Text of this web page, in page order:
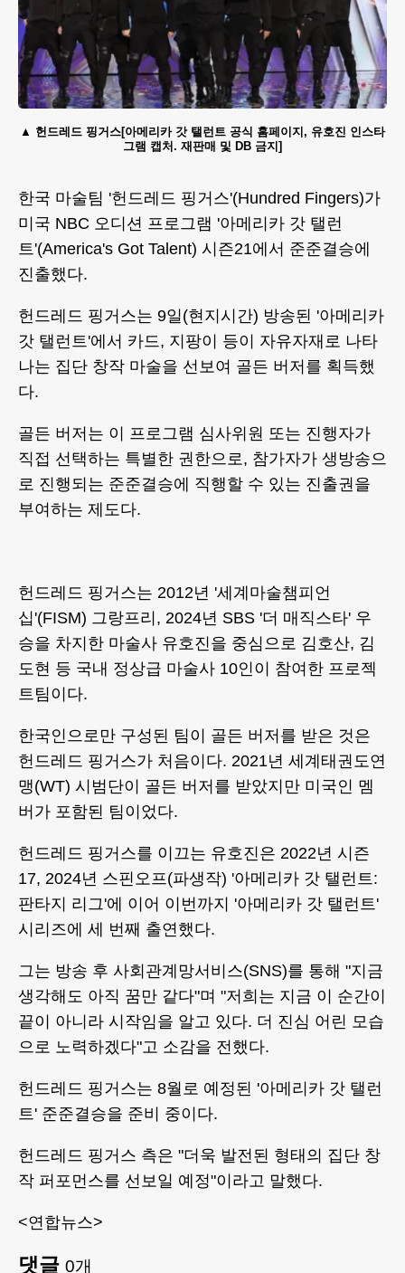
헌드레드 핑거스[아메리카 갓 탤런트 공식 홈페이지, 유호진 인스타
그램 캡처. 재판매 및 DB 금지]
한국 마술팀 '헌드레드 핑거스'(Hundred Fingers)가
미국 NBC 오디션 프로그램 '아메리카 갓 탤런
트'(America's Got Talent) 시즌21에서 준준결승에
진출했다.
헌드레드 핑거스는 9일(현지시간) 방송된 '아메리카
갓 탤런트'에서 카드, 지팡이 등이 자유자재로 나타
나는 집단 창작 마술을 선보여 골든 버저를 획득했
다.
골든 버저는 이 프로그램 심사위원 또는 진행자가
직접 선택하는 특별한 권한으로, 참가자가 생방송으
로 진행되는 준준결승에 직행할 수 있는 진출권을
부여하는 제도다.
헌드레드 핑거스는 2012년 '세계마술챔피언
십'(FISM) 그랑프리, 2024년 SBS '더 매직스타' 우
승을 차지한 마술사 유호진을 중심으로 김호산, 김
도현 등 국내 정상급 마술사 10인이 참여한 프로젝
트팀이다.
한국인으로만 구성된 팀이 골든 버저를 받은 것은
헌드레드 핑거스가 처음이다. 2021년 세계태권도연
맹(WT) 시범단이 골든 버저를 받았지만 미국인 멤
버가 포함된 팀이었다.
헌드레드 핑거스를 이끄는 유호진은 2022년 시즌
17, 2024년 스핀오프(파생작) '아메리카 갓 탤런트:
판타지 리그'에 이어 이번까지 '아메리카 갓 탤런트'
시리즈에 세 번째 출연했다.
그는 방송 후 사회관계망서비스(SNS)를 통해 "지금
생각해도 아직 꿈만 같다"며 "저희는 지금 이 순간이
끝이 아니라 시작임을 알고 있다. 더 진심 어린 모습
으로 노력하겠다"고 소감을 전했다.
헌드레드 핑거스는 8월로 예정된 '아메리카 갓 탤런
트' 준준결승을 준비 중이다.
헌드레드 핑거스 측은 "더욱 발전된 형태의 집단 창
작 퍼포먼스를 선보일 예정"이라고 말했다.
<연합뉴스>
댓글 0개